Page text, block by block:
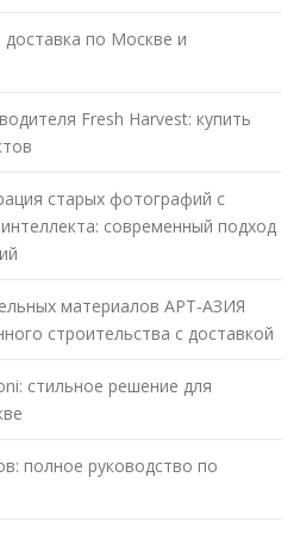
по Москве и
Fresh Harvest: купить
старых фотографий с
современный подход
материалов АРТ-АЗИЯ
строительства с доставкой
стильное решение для
полное руководство по